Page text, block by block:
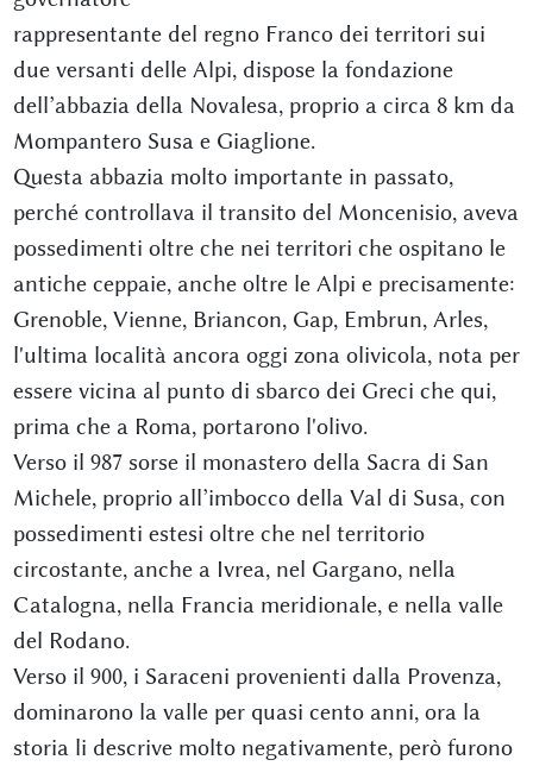
rappresentante del regno Franco dei territori sui
due versanti delle Alpi, dispose la fondazione
dell’abbazia della Novalesa, proprio a circa 8 km da
Mompantero Susa e Giaglione.
Questa abbazia molto importante in passato,
perché controllava il transito del Moncenisio, aveva
possedimenti oltre che nei territori che ospitano le
antiche ceppaie, anche oltre le Alpi e precisamente:
Grenoble, Vienne, Briancon, Gap, Embrun, Arles,
l'ultima località ancora oggi zona olivicola, nota per
essere vicina al punto di sbarco dei Greci che qui,
prima che a Roma, portarono l'olivo.
Verso il 987 sorse il monastero della Sacra di San
Michele, proprio all’imbocco della Val di Susa, con
possedimenti estesi oltre che nel territorio
circostante, anche a Ivrea, nel Gargano, nella
Catalogna, nella Francia meridionale, e nella valle
del Rodano.
Verso il 900, i Saraceni provenienti dalla Provenza,
dominarono la valle per quasi cento anni, ora la
storia li descrive molto negativamente, però furono